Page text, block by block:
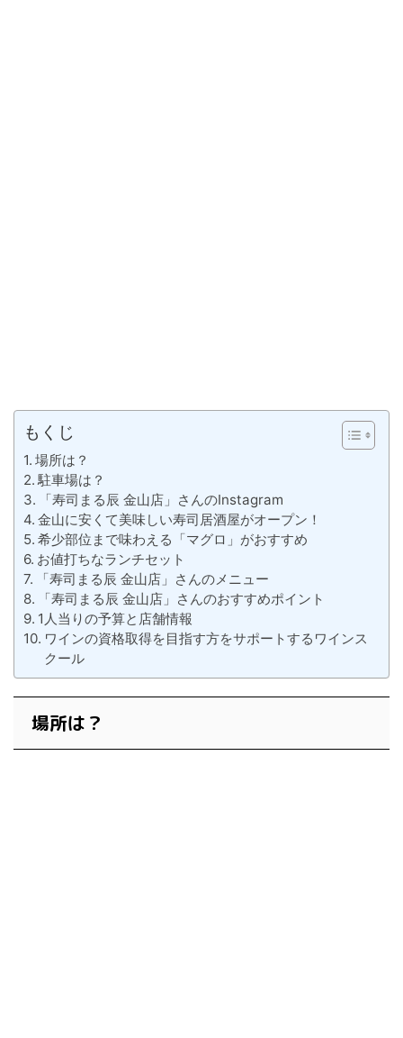
もくじ
場所は？
駐車場は？
「寿司まる辰 金山店」さんのInstagram
金山に安くて美味しい寿司居酒屋がオープン！
希少部位まで味わえる「マグロ」がおすすめ
お値打ちなランチセット
「寿司まる辰 金山店」さんのメニュー
「寿司まる辰 金山店」さんのおすすめポイント
1人当りの予算と店舗情報
ワインの資格取得を目指す方をサポートするワインス
クール
場所は？